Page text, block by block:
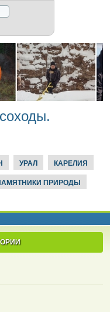
УРАЛ КАРЕЛИЯ
ПРИРОДЫ